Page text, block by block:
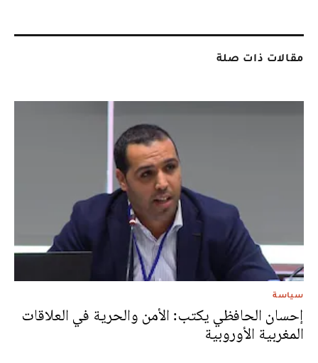
مقالات ذات صلة
سياسة
إحسان الحافظي يكتب: الأمن والحرية في العلاقات
المغربية الأوروبية